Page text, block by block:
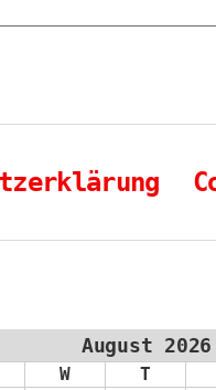
August 2026
W T